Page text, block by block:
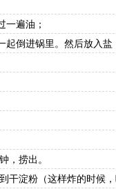
遍油；
进锅里。然后放入盐
捞出。
淀粉（这样炸的时候，